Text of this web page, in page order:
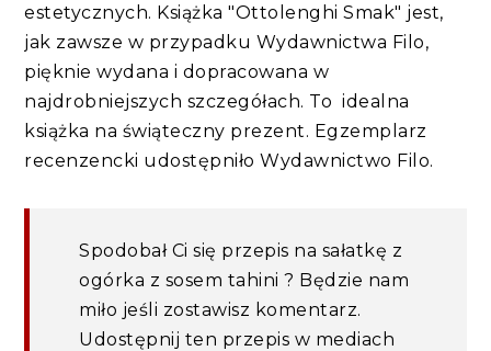
estetycznych. Książka "Ottolenghi Smak" jest,
jak zawsze w przypadku Wydawnictwa Filo,
pięknie wydana i dopracowana w
najdrobniejszych szczegółach. To idealna
książka na świąteczny prezent. Egzemplarz
recenzencki udostępniło Wydawnictwo Filo.
Spodobał Ci się przepis na sałatkę z
ogórka z sosem tahini ? Będzie nam
miło jeśli zostawisz komentarz.
Udostępnij ten przepis w mediach